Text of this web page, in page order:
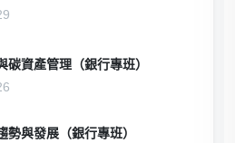
碳資產管理（銀行專班）
勢與發展（銀行專班）